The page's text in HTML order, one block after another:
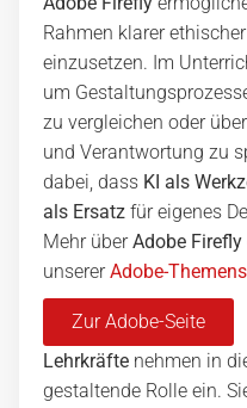
Rahmen klarer
einzusetzen. Im
um
zu vergleichen oder
und Verantwortung zu
dabei, dass KI als
als Ersatz für eigenes
Mehr überAdobe Firefly
unsererAdobe-
Zur Adobe-Seite
Lehrkräfte nehmen in
gestaltende Rolle ein.